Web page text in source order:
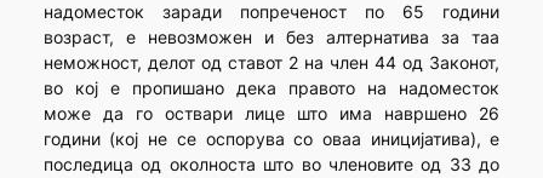
надоместок заради попреченост по 65 години
возраст, е невозможен и без алтернатива за таа
неможност, делот од ставот 2 на член 44 од Законот,
во кој е пропишано дека правото на надоместок
може да го оствари лице што има навршено 26
години (кој не се оспорува со оваа иницијатива), е
последица од околноста што во членовите од 33 до